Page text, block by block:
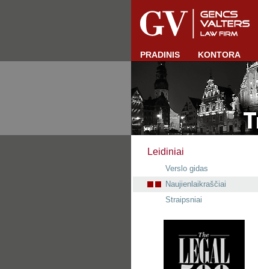
PRADINIS KONTORA
Leidiniai
Verslo gidas
Naujienlaikraščiai
Straipsniai